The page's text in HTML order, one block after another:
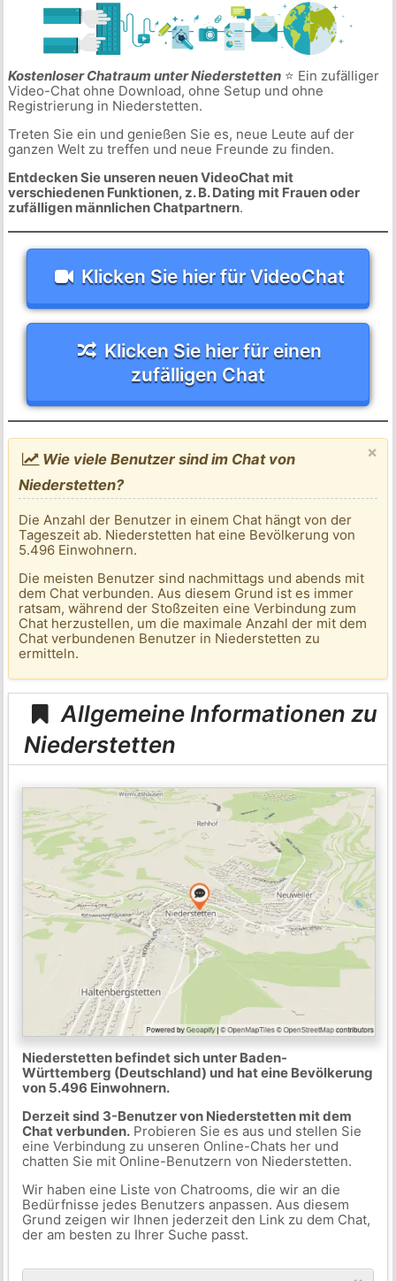
Kostenloser Chatraum unter Niederstetten⭐ Ein zufälliger
Video-Chat ohne Download, ohne Setup und ohne
Registrierung in Niederstetten.
Treten Sie ein und genießen Sie es, neue Leute auf der
ganzen Welt zu treffen und neue Freunde zu finden.
Entdecken Sie unseren neuen VideoChat mit
verschiedenen Funktionen, z. B. Dating mit Frauen oder
zufälligen männlichen Chatpartnern.
Klicken Sie hier für VideoChat
Klicken Sie hier für einen
zufälligen Chat
×
Wie viele Benutzer sind im Chat von
Niederstetten?
Die Anzahl der Benutzer in einem Chat hängt von der
Tageszeit ab. Niederstetten hat eine Bevölkerung von
5.496 Einwohnern.
Die meisten Benutzer sind nachmittags und abends mit
dem Chat verbunden. Aus diesem Grund ist es immer
ratsam, während der Stoßzeiten eine Verbindung zum
Chat herzustellen, um die maximale Anzahl der mit dem
Chat verbundenen Benutzer in Niederstetten zu
ermitteln.
Allgemeine Informationen zu
Niederstetten
Niederstetten befindet sich unter Baden-
Württemberg (Deutschland) und hat eine Bevölkerung
von 5.496 Einwohnern.
Derzeit sind 3-Benutzer von Niederstetten mit dem
Chat verbunden.Probieren Sie es aus und stellen Sie
eine Verbindung zu unseren Online-Chats her und
chatten Sie mit Online-Benutzern von Niederstetten.
Wir haben eine Liste von Chatrooms, die wir an die
Bedürfnisse jedes Benutzers anpassen. Aus diesem
Grund zeigen wir Ihnen jederzeit den Link zu dem Chat,
der am besten zu Ihrer Suche passt.